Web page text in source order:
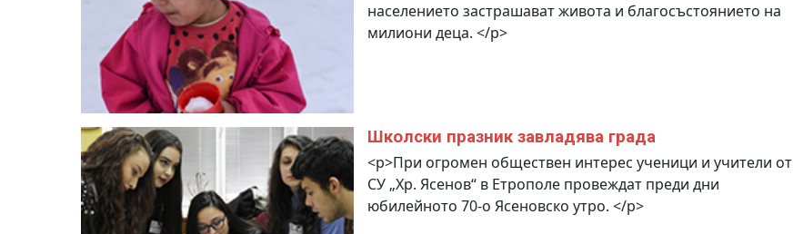
населението застрашават живота и благосъстоянието на
милиони деца. </p>
Школски празник завладява града
<p>При огромен обществен интерес ученици и учители от
СУ „Хр. Ясенов“ в Етрополе провеждат преди дни
юбилейното 70-о Ясеновско утро. </p>